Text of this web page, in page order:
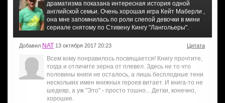
драматизма показана интересная история одной
английской семьи. Очень хорошая игра Кейт Маберли ,
она мне запомнилась по роли слепой девочки в мини
сериале снятому по Стивену Кингу "Лангольеры".
Добавил NAT 13 октября 2017 20:23 Цитата
Всем кому понравилось посвящается! Книгу прочтите,
тогда и отличите зерна от плевел. Здесь не то что
половины книги не осталось, а лишь бесплодные тени
нескольких имен книжных героев витает. И книга-то не
шедевр, а уж "Это" - просто тошно... Детки, конечно,
хорошие.